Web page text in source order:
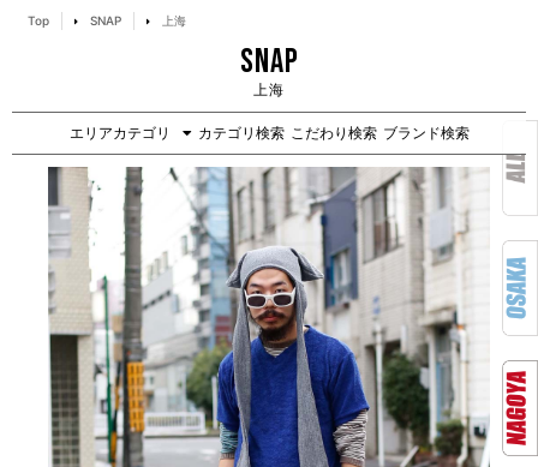
Top SNAP 上海
SNAP
上海
エリアカテゴリ カテゴリ検索 こだわり検索 ブランド検索